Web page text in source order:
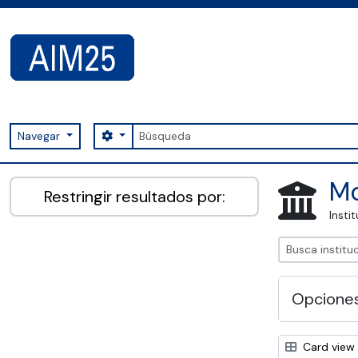
Navegar Búsqueda
Search options
AIM25 - AtoM 2.8.2
Restringir resultados por:
Card view